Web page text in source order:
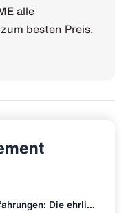
alle
besten Preis.
ESN Isoclear Gummy Bear Erfahrungen: Die ehrlichste Bewertung der neuen Sorte